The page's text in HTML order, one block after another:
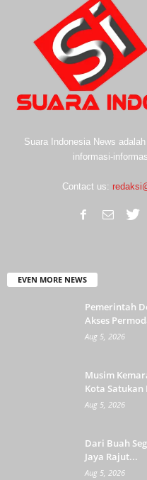
Suara Indonesia News
informasi-
Contact us:
EVEN MORE NEWS
Pemerintah
Akses
Aug 5, 2026
Musim
Kota
Aug 5, 2026
Dari Buah
Jaya Rajut...
Aug 5, 2026